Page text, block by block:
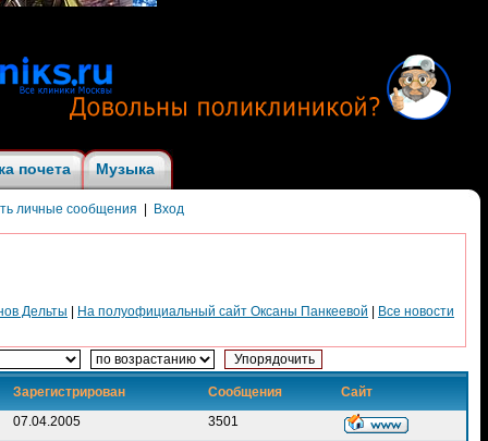
почета Музыка
личные сообщения Вход
Дельты На полуофициальный сайт Оксаны Панкеевой Все новости
Зарегистрирован Сообщения
Сайт
07.04.2005
3501